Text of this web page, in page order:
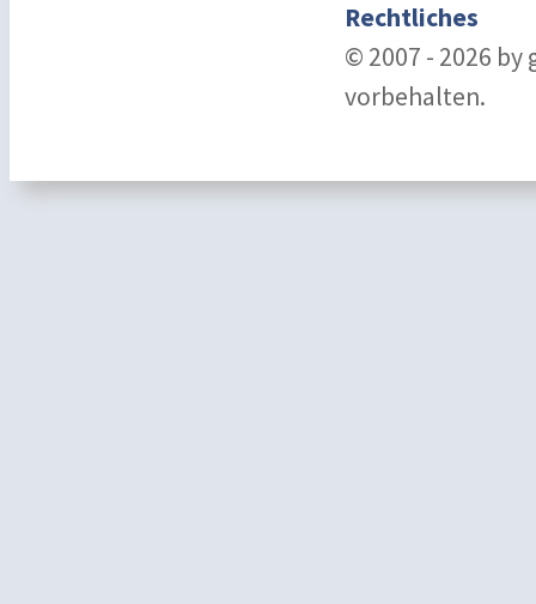
Rechtliches
© 2007 - 2026 by
vorbehalten.